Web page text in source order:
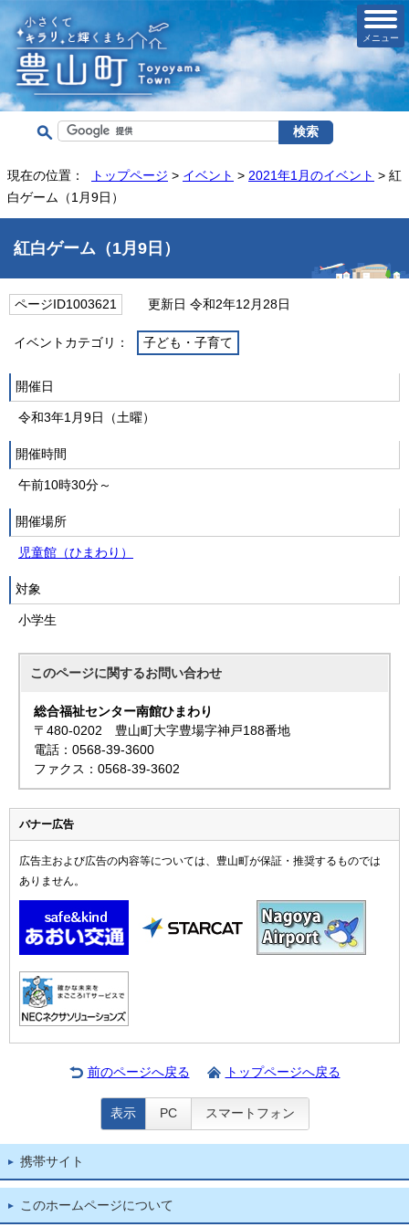
メニュー
現在の位置： トップページ > イベント > 2021年1月のイベント > 紅
白ゲーム（1月9日）
紅白ゲーム（1月9日）
ページID1003621 更新日 令和2年12月28日
イベントカテゴリ： 子ども・子育て
開催日
令和3年1月9日（土曜）
開催時間
午前10時30分～
開催場所
児童館（ひまわり）
対象
小学生
このページに関するお問い合わせ
総合福祉センター南館ひまわり
〒480-0202 豊山町大字豊場字神戸188番地
電話：0568-39-3600
ファクス：0568-39-3602
バナー広告
広告主および広告の内容等については、豊山町が保証・推奨するものでは
ありません。
前のページへ戻る トップページへ戻る
表示 PC スマートフォン
携帯サイト
このホームページについて